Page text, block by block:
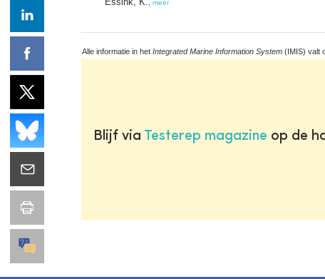
meer
Alle informatie in het Integrated Marine Information System (IMIS) valt
Blijf via Testerep magazine op de